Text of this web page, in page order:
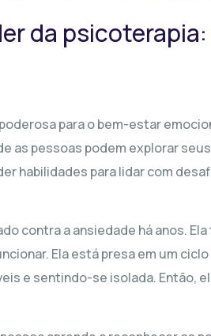
da
para o bem-estar
as pessoas podem explorar
habilidades para lidar com
contra a ansiedade há anos.
Ela está presa em um
​​e sentindo-se isolada. Então,